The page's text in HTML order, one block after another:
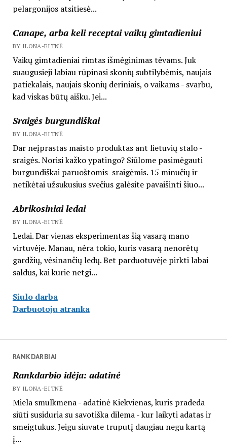
pelargonijos atsitiesė...
Canape, arba keli receptai vaikų gimtadieniui
BY ILONA-EITNĖ
Vaikų gimtadieniai rimtas išmėginimas tėvams. Juk
suaugusieji labiau rūpinasi skonių subtilybėmis, naujais
patiekalais, naujais skonių deriniais, o vaikams - svarbu,
kad viskas būtų aišku. Jei...
Sraigės burgundiškai
BY ILONA-EITNĖ
Dar neįprastas maisto produktas ant lietuvių stalo -
sraigės. Norisi kažko ypatingo? Siūlome pasimėgauti
burgundiškai paruoštomis sraigėmis. 15 minučių ir
netikėtai užsukusius svečius galėsite pavaišinti šiuo...
Abrikosiniai ledai
BY ILONA-EITNĖ
Ledai. Dar vienas eksperimentas šią vasarą mano
virtuvėje. Manau, nėra tokio, kuris vasarą nenorėtų
gardžių, vėsinančių ledų. Bet parduotuvėje pirkti labai
saldūs, kai kurie netgi...
Siulo darba
Darbuotoju atranka
RANKDARBIAI
Rankdarbio idėja: adatinė
BY ILONA-EITNĖ
Miela smulkmena - adatinė Kiekvienas, kuris pradeda
siūti susiduria su savotiška dilema - kur laikyti adatas ir
smeigtukus. Jeigu siuvate truputį daugiau negu kartą
į...